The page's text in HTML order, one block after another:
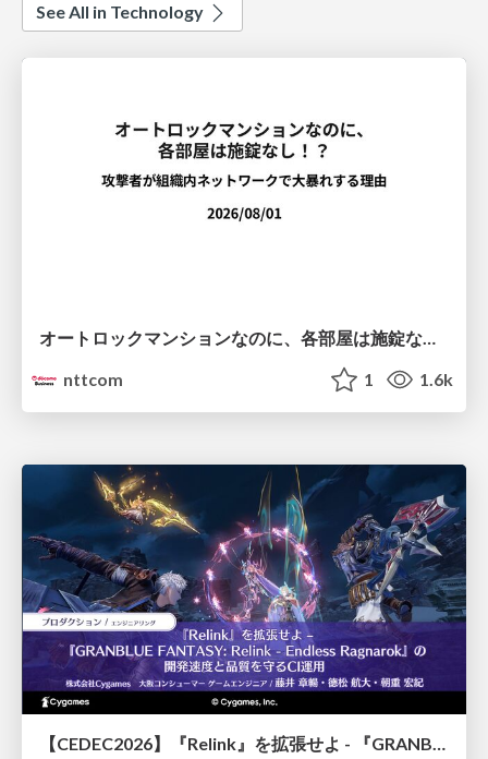
See All in Technology
nttcom
1 1.6k
【CEDEC2026】『Relink』を拡張せよ - 『GRANBLUE FANTASY: Relink - Endless Ragnarok』の開発速度と品質を守るCI運用